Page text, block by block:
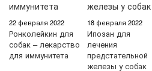
22 февраля 2022
Ронколейкин для
собак – лекарство
для иммунитета
18 февраля 2022
Ипозан для
лечения
предстательной
железы у собак